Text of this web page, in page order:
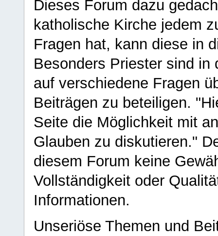
Dieses Forum dazu
katholische Kirche jedem
Fragen hat, kann diese in
Besonders Priester sind in
auf verschiedene Fragen
Beiträgen zu beteiligen.
Seite die Möglichkeit mit
Glauben zu diskutieren."
diesem Forum keine
Vollständigkeit oder
Informationen.
Unseriöse Themen und